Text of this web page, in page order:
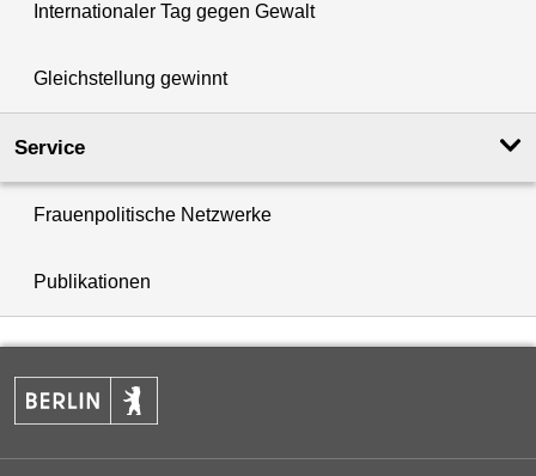
Internationaler Tag gegen Gewalt
Gleichstellung gewinnt
Service
Frauenpolitische Netzwerke
Publikationen